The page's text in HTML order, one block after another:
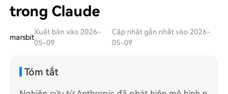
trong Claude
marsbit
Xuất bản vào 2026-
05-09
Cập nhật gần nhất vào 2026-
05-09
Tóm tắt